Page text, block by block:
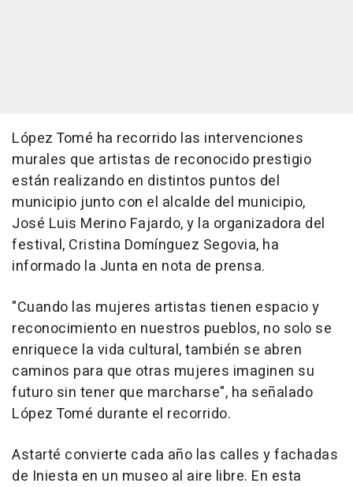
López Tomé ha recorrido las intervenciones
murales que artistas de reconocido prestigio
están realizando en distintos puntos del
municipio junto con el alcalde del municipio,
José Luis Merino Fajardo, y la organizadora del
festival, Cristina Domínguez Segovia, ha
informado la Junta en nota de prensa.
"Cuando las mujeres artistas tienen espacio y
reconocimiento en nuestros pueblos, no solo se
enriquece la vida cultural, también se abren
caminos para que otras mujeres imaginen su
futuro sin tener que marcharse", ha señalado
López Tomé durante el recorrido.
Astarté convierte cada año las calles y fachadas
de Iniesta en un museo al aire libre. En esta